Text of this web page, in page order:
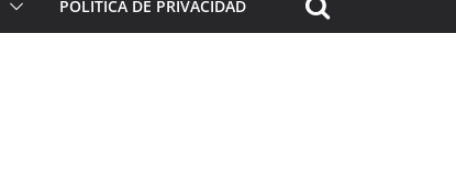
POLÍTICA DE PRIVACIDAD